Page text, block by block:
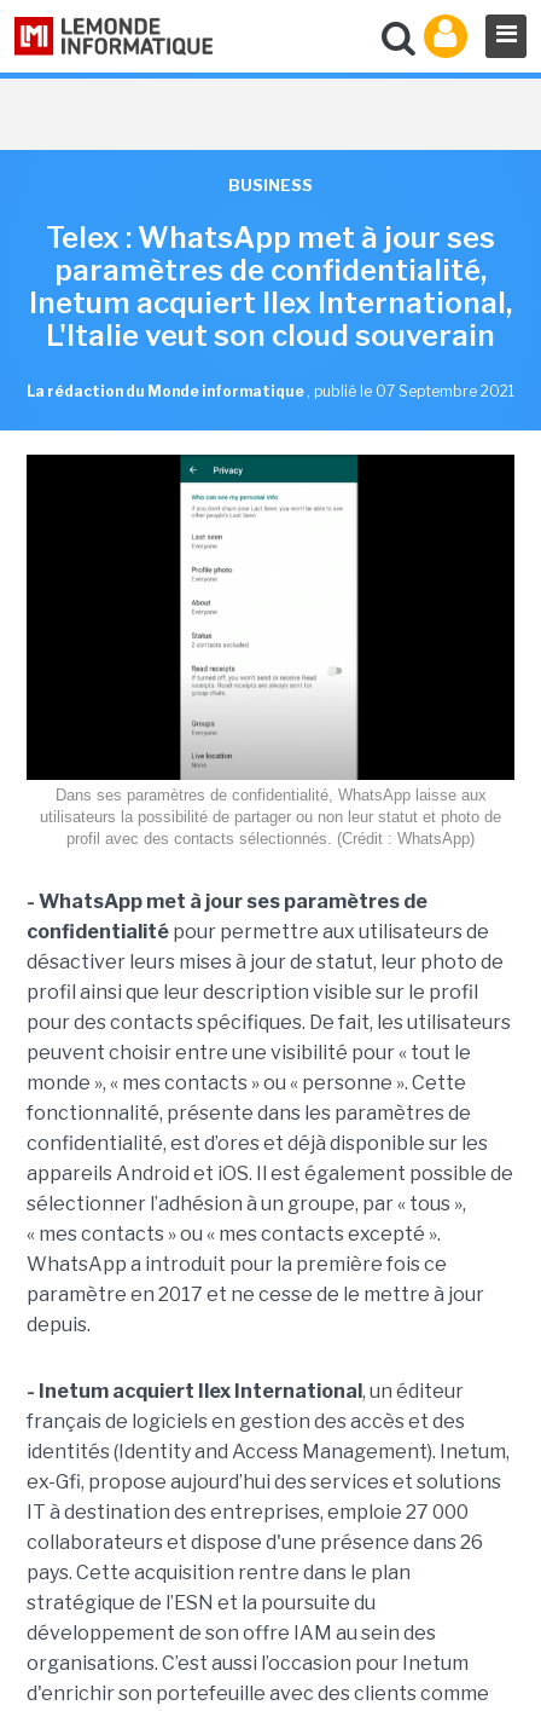
BUSINESS
Telex : WhatsApp met à jour ses
paramètres de confidentialité,
Inetum acquiert Ilex International,
L'Italie veut son cloud souverain
La rédaction du Monde informatique , publié le 07 Septembre 2021
Dans ses paramètres de confidentialité, WhatsApp laisse aux
utilisateurs la possibilité de partager ou non leur statut et photo de
profil avec des contacts sélectionnés. (Crédit : WhatsApp)
- WhatsApp met à jour ses paramètres de
confidentialitépour permettre aux utilisateurs de
désactiver leurs mises à jour de statut, leur photo de
profil ainsi que leur description visible sur le profil
pour des contacts spécifiques. De fait, les utilisateurs
peuvent choisir entre une visibilité pour « tout le
monde », « mes contacts » ou « personne ». Cette
fonctionnalité, présente dans les paramètres de
confidentialité, est d’ores et déjà disponible sur les
appareils Android et iOS. Il est également possible de
sélectionner l’adhésion à un groupe, par « tous »,
« mes contacts » ou « mes contacts excepté ».
WhatsApp a introduit pour la première fois ce
paramètre en 2017 et ne cesse de le mettre à jour
depuis.
- Inetum acquiert Ilex International , un éditeur
français de logiciels en gestion des accès et des
identités (Identity and Access Management). Inetum,
ex-Gfi, propose aujourd’hui des services et solutions
IT à destination des entreprises, emploie 27 000
collaborateurs et dispose d'une présence dans 26
pays. Cette acquisition rentre dans le plan
stratégique de l’ESN et la poursuite du
développement de son offre IAM au sein des
organisations. C’est aussi l’occasion pour Inetum
d'enrichir son portefeuille avec des clients comme